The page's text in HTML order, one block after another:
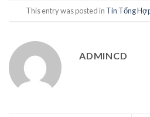
This entry was posted in Tin Tổng
ADMINCD